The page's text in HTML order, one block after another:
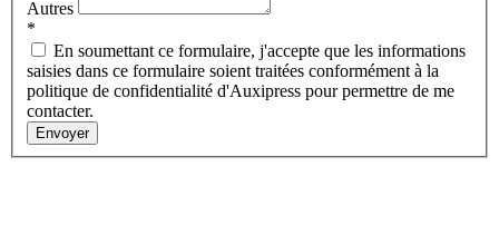
Autres
*
En soumettant ce formulaire, j'accepte que les informations
saisies dans ce formulaire soient traitées conformément à la
politique de confidentialité d'Auxipress pour permettre de me
contacter.
Envoyer